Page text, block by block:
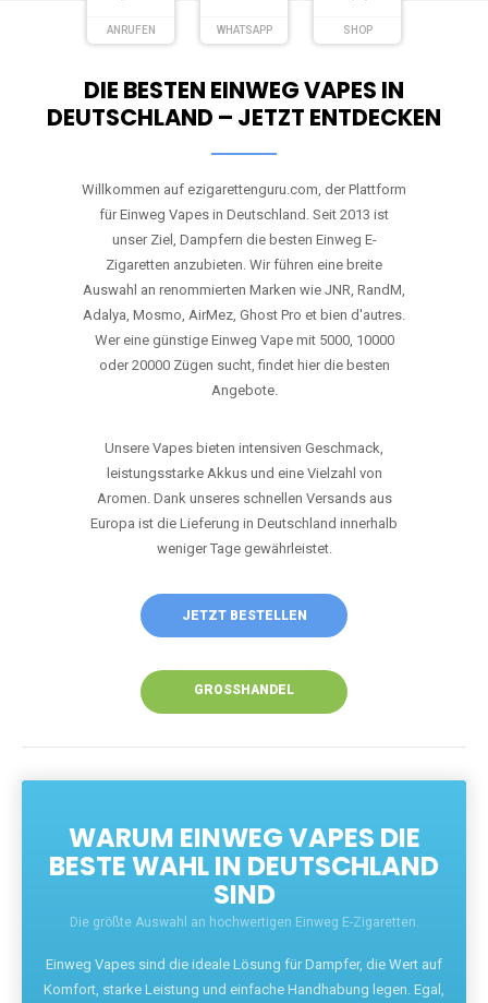
DIE BESTEN EINWEG VAPES IN
Willkommen auf ezigarettenguru.com, der Plattform
für Einweg Vapes in Deutschland. Seit 2013 ist
unser Ziel, Dampfern die besten Einweg E-
Zigaretten anzubieten. Wir führen eine breite
Auswahl an renommierten Marken wie JNR, RandM,
Adalya, Mosmo, AirMez, Ghost Pro et bien d'autres.
Wer eine günstige Einweg Vape mit 5000, 10000
oder 20000 Zügen sucht, findet hier die besten
Unsere Vapes bieten intensiven Geschmack,
leistungsstarke Akkus und eine Vielzahl von
Aromen. Dank unseres schnellen Versands aus
Europa ist die Lieferung in Deutschland innerhalb
JETZT BESTELLEN
GROSSHANDEL
WARUM EINWEG VAPES DIE
BESTE WAHL IN DEUTSCHLAND
SIND
Einweg Vapes sind die ideale Lösung für Dampfer, die Wert auf